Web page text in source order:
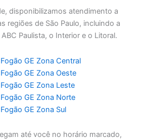
disponibilizamos atendimento a
regiões de São Paulo, incluindo a
Paulista, o Interior e o Litoral.
GE Zona Central
GE Zona Oeste
GE Zona Leste
GE Zona Norte
GE Zona Sul
até você no horário marcado,